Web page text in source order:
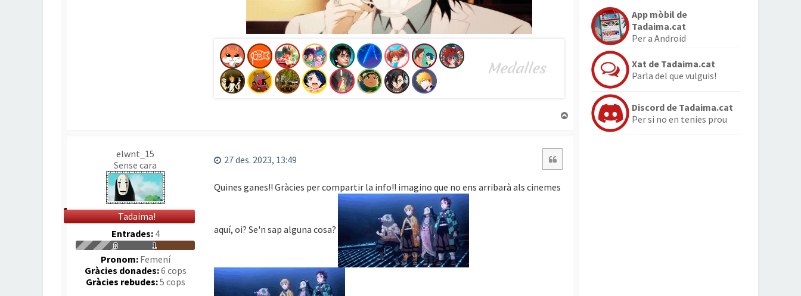
elwnt_15
Sense cara
Tadaima!
Entrades: 4
0 1
Pronom:Femení
Gràcies donades:6 cops
Gràcies rebudes:5 cops
27 des. 2023, 13:49
Quines ganes!! Gràcies per compartir la info!! imagino que no ens arribarà als cinemes
aquí, oi? Se'n sap alguna cosa?
App mòbil de
Tadaima.cat
Per a Android
Xat de Tadaima.cat
Parla del que vulguis!
Discord de Tadaima.cat
Per si no en tenies prou